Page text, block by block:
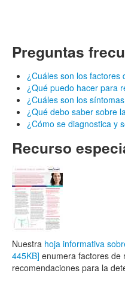
Preguntas
¿Cuáles son los factores
¿Qué puedo hacer para
¿Cuáles son los
¿Qué debo saber sobre
¿Cómo se diagnostica y
Recurso
Nuestra hoja informativa
445KB] enumera factores de
recomendaciones para la